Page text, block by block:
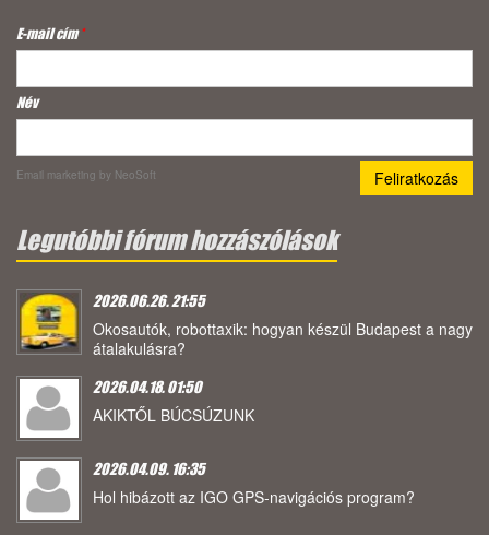
E-mail cím*
Név
Email marketing by NeoSoft
Legutóbbi fórum hozzászólások
2026.06.26. 21:55
Okosautók, robottaxik: hogyan készül Budapest a nagy
átalakulásra?
2026.04.18. 01:50
AKIKTŐL BÚCSÚZUNK
2026.04.09. 16:35
Hol hibázott az IGO GPS-navigációs program?